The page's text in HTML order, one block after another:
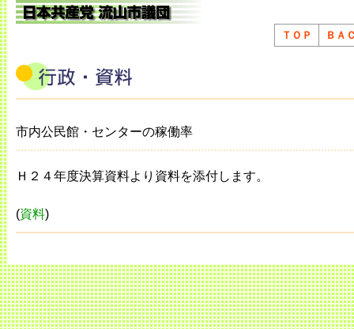
ＴＯＰ ＢＡ
市内公民館・センターの稼働率
Ｈ２４年度決算資料より資料を添付します。
(資料)